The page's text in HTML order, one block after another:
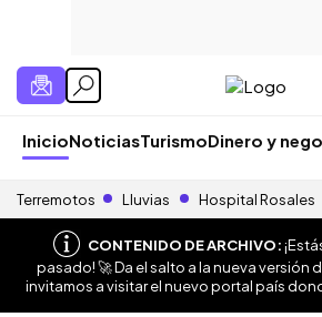
InicioNoticiasTurismoDinero y
Terremotos Lluvias Hospital Rosales
CONTENIDO DE ARCHIVO:
pasado! 🚀 Da el salto a la nueva versión
invitamos a visitar el nuevo portal país